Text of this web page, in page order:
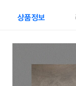
상품정보